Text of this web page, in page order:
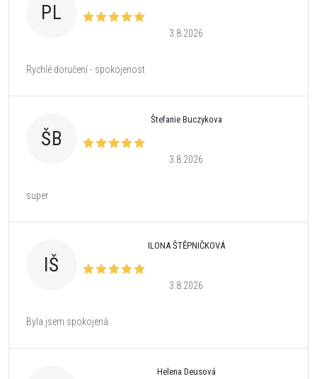
PL
3.8.2026
Rychlé doručení - spokojenost
ŠB
Štefanie Buczykova
3.8.2026
super
IŠ
ILONA ŠTĚPNIČKOVÁ
3.8.2026
Byla jsem spokojená
Helena Deusová